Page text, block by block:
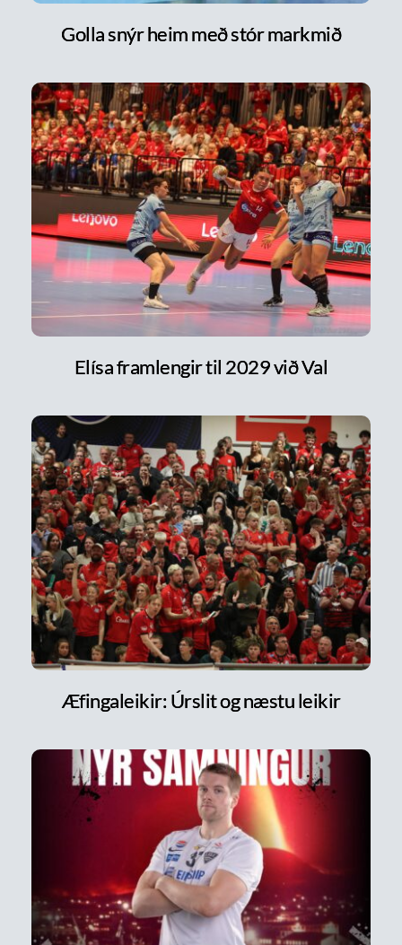
Golla snýr heim með stór markmið
Elísa framlengir til 2029 við Val
Æfingaleikir: Úrslit og næstu leikir